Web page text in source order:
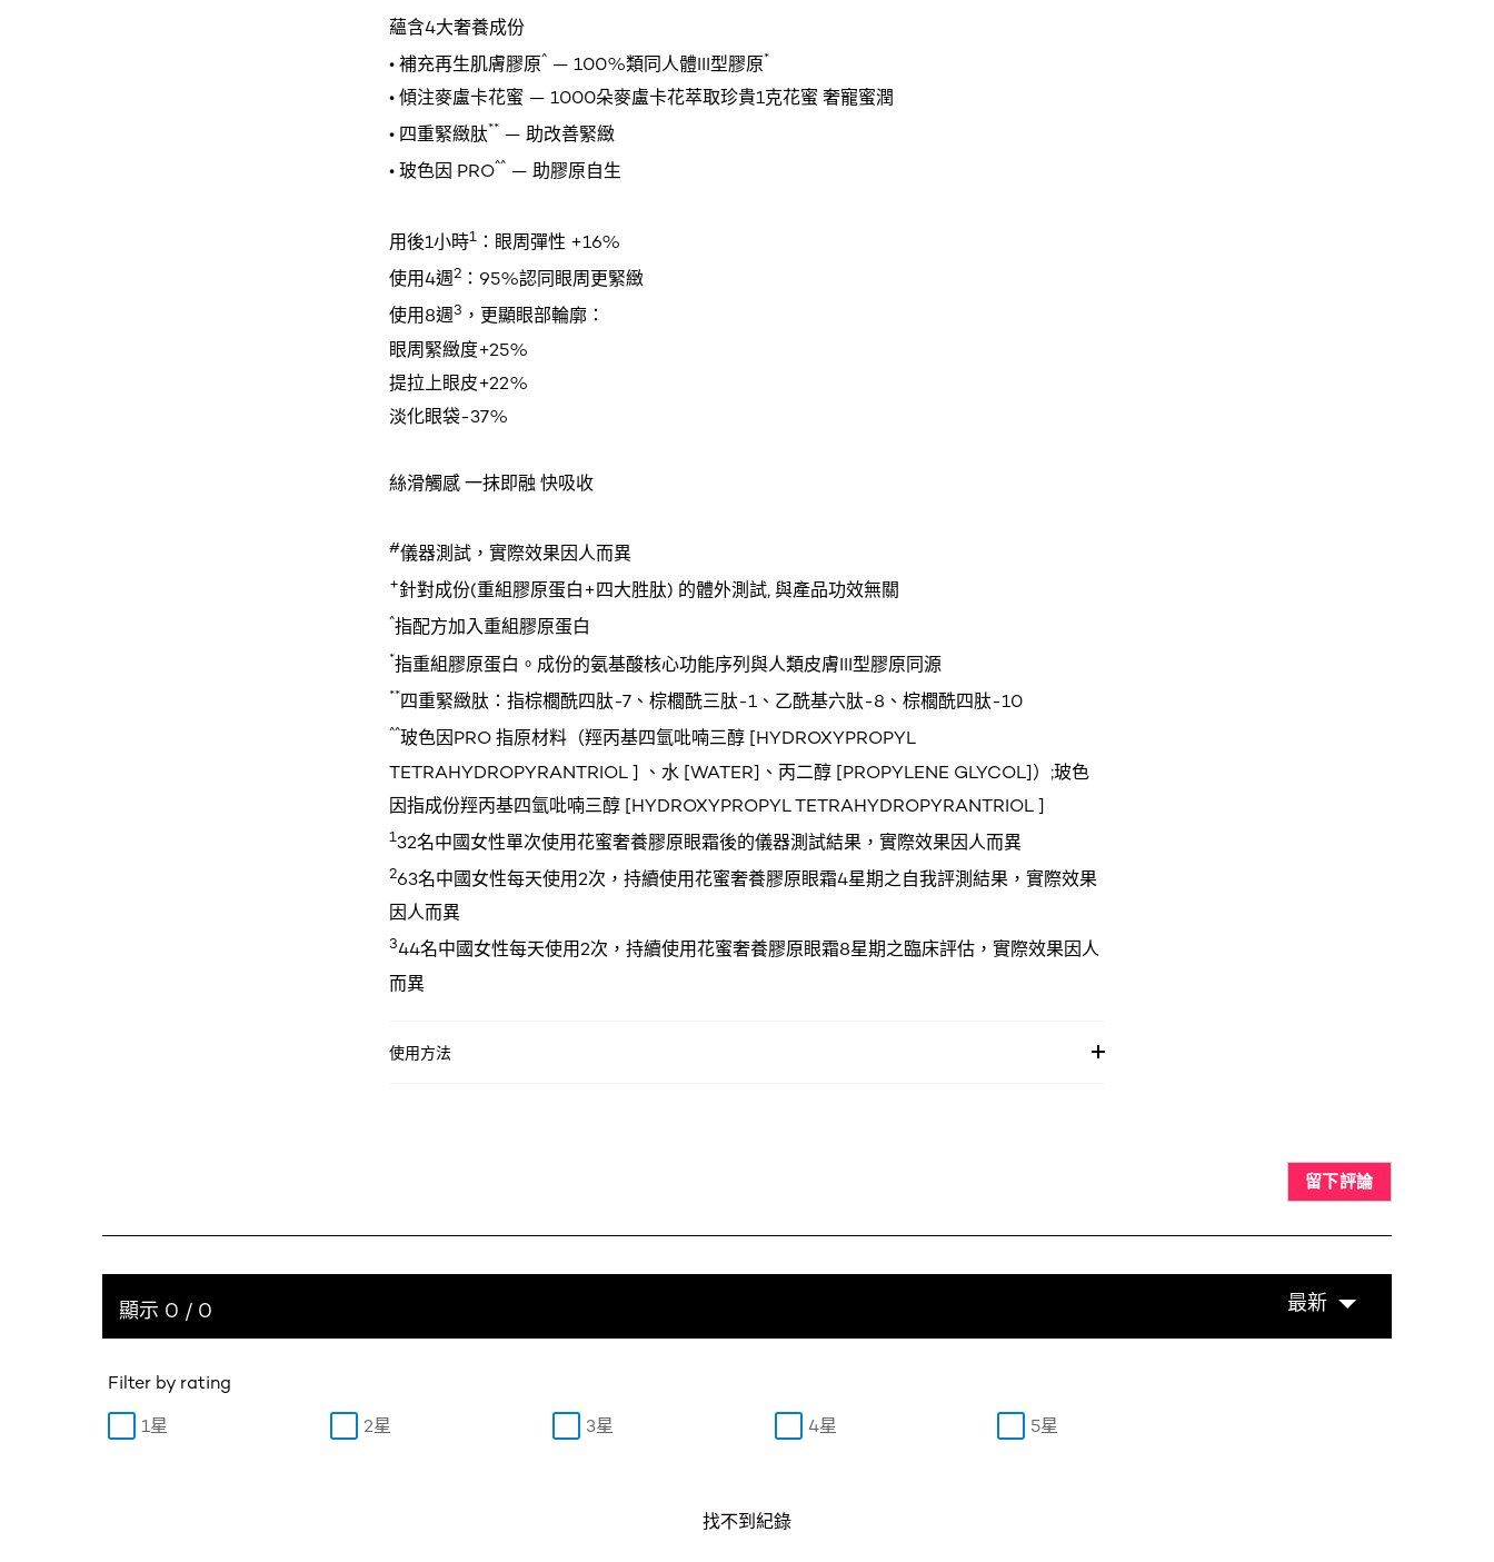
蘊含4大奢養成份
• 補充再生肌膚膠原^ — 100%類同人體III型膠原*
• 傾注麥盧卡花蜜​ — 1000朵麥盧卡花萃取珍貴1克花蜜 奢寵蜜潤
• 四重緊緻肽** — 助改善緊緻
• 玻色因 PRO^^ — 助膠原自生
用後1小時1 ：眼周彈性 +16%
使用4週2 ：95%認同眼周更緊緻
使用8週3 ，更顯眼部輪廓：
眼周緊緻度+25%
提拉上眼皮+22%
淡化眼袋-37%
絲滑觸感 一抹即融 快吸收
#儀器測試，實際效果因人而異
+針對成份(重組膠原蛋白+四大胜肽) 的體外測試, 與產品功效無關
^指配方加入重組膠原蛋白
*指重組膠原蛋白。成份的氨基酸核心功能序列與人類皮膚III型膠原同源
**四重緊緻肽：指棕櫚酰四肽-7、棕櫚酰三肽-1、乙酰基六肽-8、棕櫚酰四肽-10
^^玻色因PRO 指原材料（羥丙基四氫吡喃三醇 [HYDROXYPROPYL
TETRAHYDROPYRANTRIOL ] 、水 [WATER]、丙二醇 [PROPYLENE GLYCOL]）;玻色
因指成份羥丙基四氫吡喃三醇 [HYDROXYPROPYL TETRAHYDROPYRANTRIOL ]
132名中國女性單次使用花蜜奢養膠原眼霜後的儀器測試結果，實際效果因人而異
263名中國女性每天使用2次，持續使用花蜜奢養膠原眼霜4星期之自我評測結果，實際效果
因人而異
344名中國女性每天使用2次，持續使用花蜜奢養膠原眼霜8星期之臨床評估，實際效果因人
而異
使用方法
留下評論
顯示 0 / 0 最新
Filter by rating
1星 2星 3星 4星 5星
找不到紀錄